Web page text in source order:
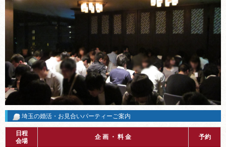
埼玉の婚活・お見合いパーティーご案内
日程
会場
企 画 ・ 料 金 予約